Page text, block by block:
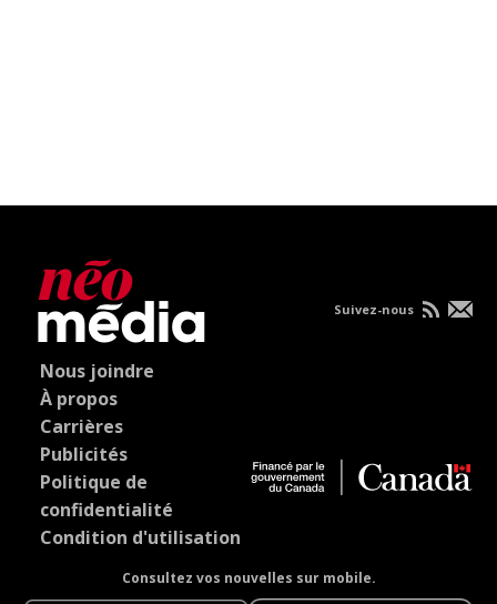
Nous joindre
À propos
Carrières
Publicités
Politique de
confidentialité
Condition d'utilisation
Consultez vos nouvelles sur mobile.
Suivez-nous